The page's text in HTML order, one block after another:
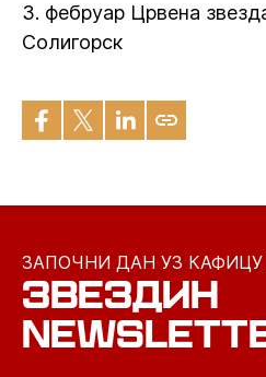
3. фебруар Црвена
Солигорск
ЗАПОЧНИ ДАН УЗ КАФИЦУ
ЗВЕЗДИН